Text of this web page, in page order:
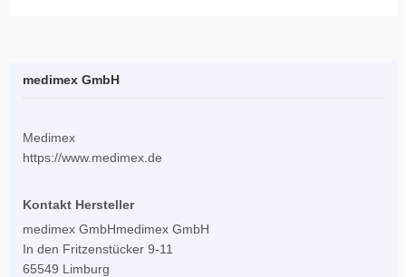
medimex GmbH
Medimex
https://www.medimex.de
Kontakt Hersteller
medimex GmbHmedimex GmbH
In den Fritzenstücker 9-11
65549 Limburg